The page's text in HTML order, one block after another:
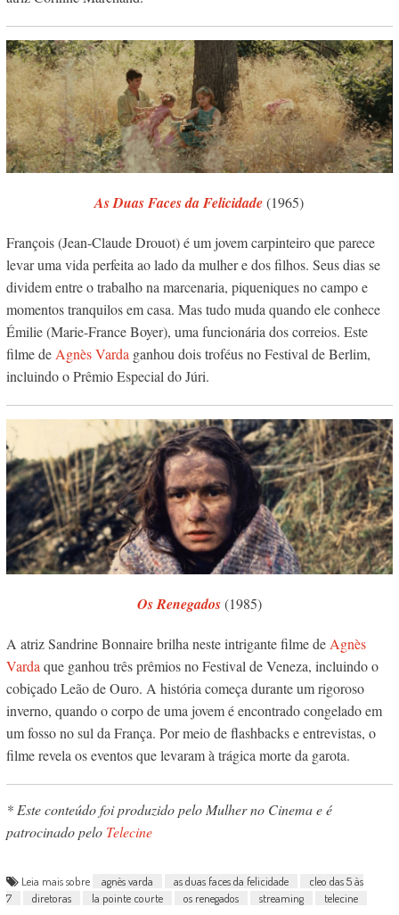
As Duas Faces da Felicidade(1965)
François (Jean-Claude Drouot) é um jovem carpinteiro que parece
levar uma vida perfeita ao lado da mulher e dos filhos. Seus dias se
dividem entre o trabalho na marcenaria, piqueniques no campo e
momentos tranquilos em casa. Mas tudo muda quando ele conhece
Émilie (Marie-France Boyer), uma funcionária dos correios. Este
filme de Agnès Varda ganhou dois troféus no Festival de Berlim,
incluindo o Prêmio Especial do Júri.
Os Renegados(1985)
A atriz Sandrine Bonnaire brilha neste intrigante filme de Agnès
Varda que ganhou três prêmios no Festival de Veneza, incluindo o
cobiçado Leão de Ouro. A história começa durante um rigoroso
inverno, quando o corpo de uma jovem é encontrado congelado em
um fosso no sul da França. Por meio de flashbacks e entrevistas, o
filme revela os eventos que levaram à trágica morte da garota.
* Este conteúdo foi produzido pelo Mulher no Cinema e é
patrocinado pelo Telecine
Leia mais sobre agnès varda as duas faces da felicidade
cleo das 5 às
7
diretoras la pointe courte os renegados streaming telecine